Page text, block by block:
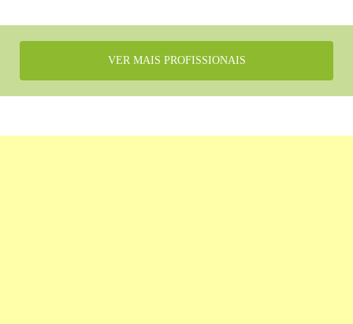
VER MAIS PROFISSIONAIS